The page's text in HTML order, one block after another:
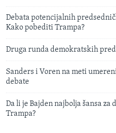
Debata potencijalnih
Kako pobediti Trampa?
Druga runda demokratskih
Sanders i Voren na meti
debate
Da li je Bajden najbolja šansa za
Trampa?